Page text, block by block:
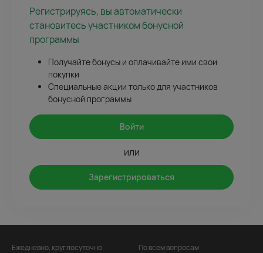
Регистрируясь, вы автоматически
становитесь участником бонусной
программы
Получайте бонусы и оплачивайте ими свои
покупки
Специальные акции только для участников
бонусной программы
Войти
или
Зарегистрироваться
Ежедневно, круглосуточно По всем вопросам